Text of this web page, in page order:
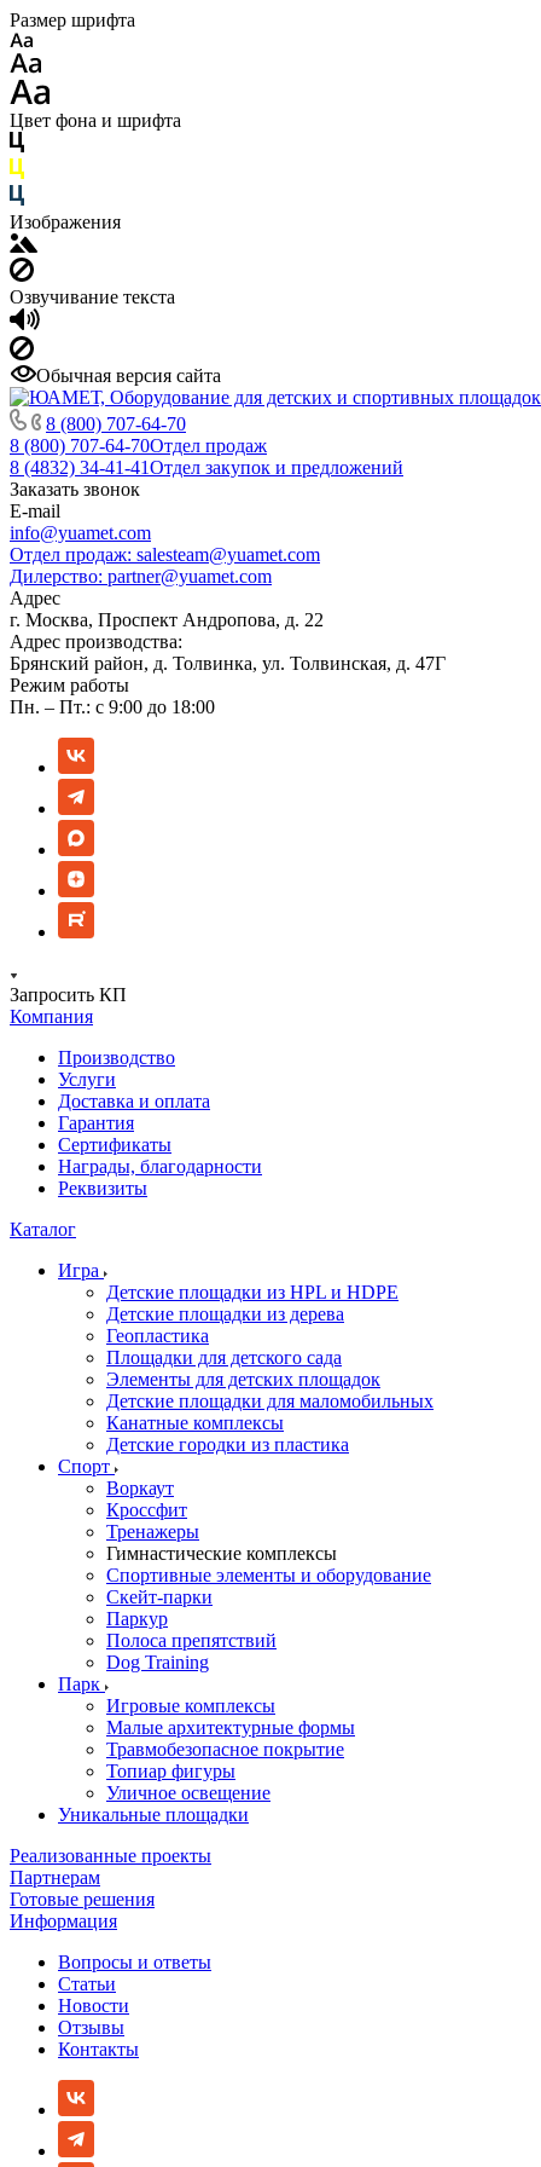
Размер шрифта
Цвет фона и шрифта
Изображения
Озвучивание текста
Обычная версия сайта
8 (800) 707-64-70
8 (800) 707-64-70Отдел продаж
8 (4832) 34-41-41Отдел закупок и предложений
Заказать звонок
E-mail
info@yuamet.com
Отдел продаж: salesteam@yuamet.com
Дилерство: partner@yuamet.com
Адрес
г. Москва, Проспект Андропова, д. 22
Адрес производства:
Брянский район, д. Толвинка, ул. Толвинская, д. 47Г
Режим работы
Пн. – Пт.: с 9:00 до 18:00
Запросить КП
Компания
Производство
Услуги
Доставка и оплата
Гарантия
Сертификаты
Награды, благодарности
Реквизиты
Каталог
Игра
Детские площадки из HPL и HDPE
Детские площадки из дерева
Геопластика
Площадки для детского сада
Элементы для детских площадок
Детские площадки для маломобильных
Канатные комплексы
Детские городки из пластика
Спорт
Воркаут
Кроссфит
Тренажеры
Гимнастические комплексы
Спортивные элементы и оборудование
Скейт-парки
Паркур
Полоса препятствий
Dog Training
Парк
Игровые комплексы
Малые архитектурные формы
Травмобезопасное покрытие
Топиар фигуры
Уличное освещение
Уникальные площадки
Реализованные проекты
Партнерам
Готовые решения
Информация
Вопросы и ответы
Статьи
Новости
Отзывы
Контакты